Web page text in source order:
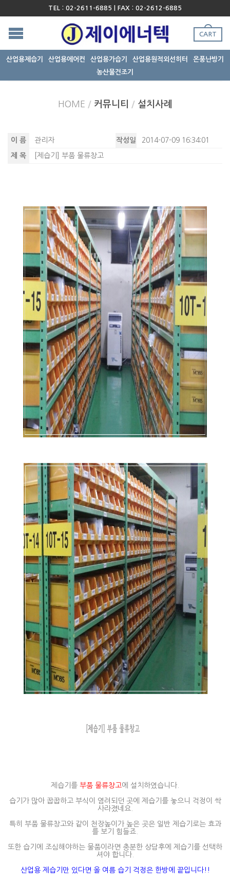
TEL : 02-2611-6885 | FAX : 02-2612-6885
CART
산업용제습기 산업용에어컨 산업용가습기 산업용원적외선히터
온풍난방기
농산물건조기
HOME / 커뮤니티 / 설치사례
이 름 관리자 작성일 2014-07-09 16:34:01
제 목 [제습기] 부품 물류창고
제습기를 부품 물류창고에 설치하였습니다.
습기가 많아 꿉꿉하고 부식이 염려되던 곳에 제습기를 놓으니 걱정이 싹
사라졌네요.
특히 부품 물류창고와 같이 천장높이가 높은 곳은 일반 제습기로는 효과
를 보기 힘들죠.
또한 습기에 조심해야하는 물품이라면 충분한 상담후에 제습기를 선택하
셔야 합니다.
산업용 제습기만 있다면 올 여름 습기 걱정은 한방에 끝입니다!!